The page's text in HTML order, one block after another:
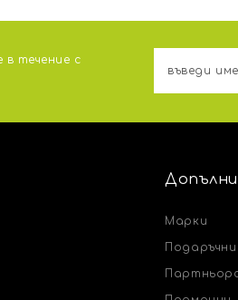
течение с
Марки